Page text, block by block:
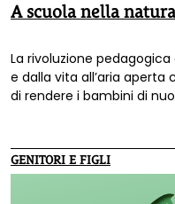
A scuola nella
La rivoluzione
e dalla vita all’aria aperta
di rendere i bambini di
scuole nel bosco, di cui si
asili nel bosco. Nuovi
GENITORI E FIGLI